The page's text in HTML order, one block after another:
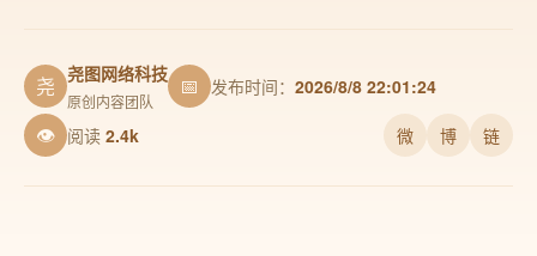
尧 尧图网络科技
原创内容团队
📅 发布时间： 2026/8/8 22:01:24
👁 阅读 2.4k 微 博 链